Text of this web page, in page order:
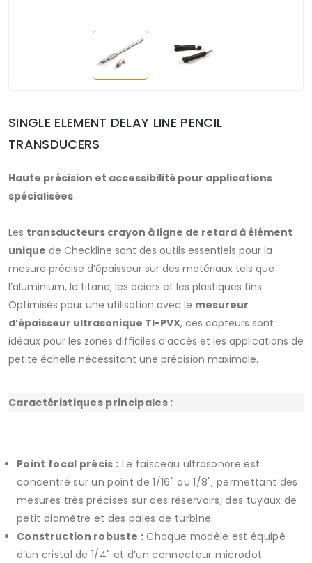
SINGLE ELEMENT DELAY LINE PENCIL
TRANSDUCERS
Haute précision et accessibilité pour applications
spécialisées
Les transducteurs crayon à ligne de retard à élément
unique de Checkline sont des outils essentiels pour la
mesure précise d’épaisseur sur des matériaux tels que
l’aluminium, le titane, les aciers et les plastiques fins.
Optimisés pour une utilisation avec le mesureur
d’épaisseur ultrasonique TI-PVX, ces capteurs sont
idéaux pour les zones difficiles d’accès et les applications de
petite échelle nécessitant une précision maximale.
Caractéristiques principales :
Point focal précis : Le faisceau ultrasonore est
concentré sur un point de 1/16" ou 1/8", permettant des
mesures très précises sur des réservoirs, des tuyaux de
petit diamètre et des pales de turbine.
Construction robuste : Chaque modèle est équipé
d’un cristal de 1/4" et d’un connecteur microdot